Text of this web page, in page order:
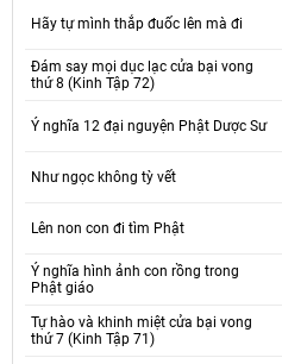
Hãy tự mình thắp đuốc lên mà đi
Đám say mọi dục lạc cửa bại vong
thứ 8 (Kinh Tập 72)
Ý nghĩa 12 đại nguyện Phật Dược Sư
Như ngọc không tỳ vết
Lên non con đi tìm Phật
Ý nghĩa hình ảnh con rồng trong
Phật giáo
Tự hào và khinh miệt cửa bại vong
thứ 7 (Kinh Tập 71)